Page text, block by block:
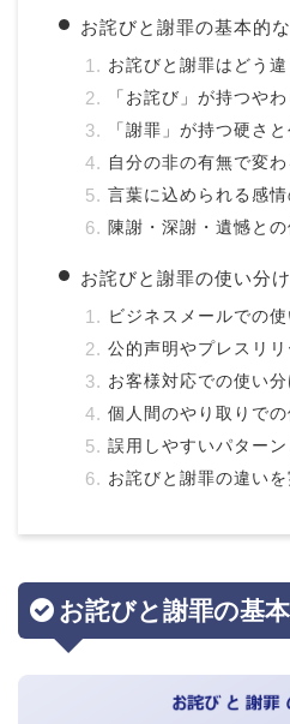
お詫びと謝罪の基本的
お詫びと謝罪はどう
「お詫び」が持つや
「謝罪」が持つ硬さ
自分の非の有無で変
言葉に込められる感情
陳謝・深謝・遺憾と
お詫びと謝罪の使い分
ビジネスメールでの
公的声明やプレスリ
お客様対応での使い分
個人間のやり取りで
誤用しやすいパター
お詫びと謝罪の違い
お詫びと謝罪の基